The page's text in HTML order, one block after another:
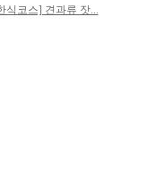
식코스] 견과류 잣...